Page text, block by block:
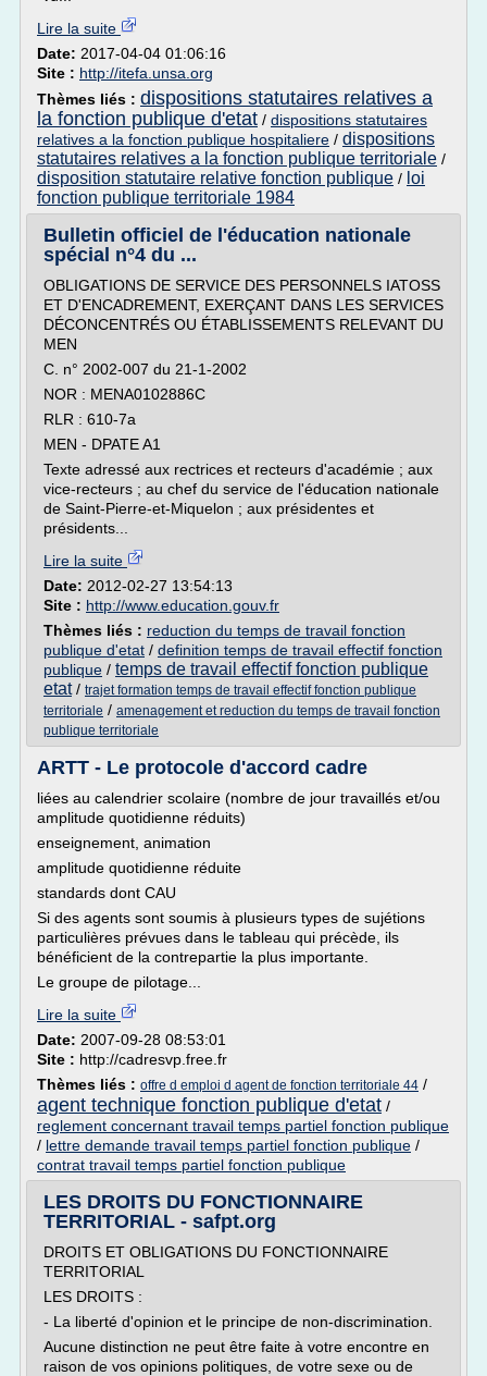
Lire la suite
Date: 2017-04-04 01:06:16
Site : http://itefa.unsa.org
Thèmes liés : dispositions statutaires relatives a
la fonction publique d'etat / dispositions statutaires
relatives a la fonction publique hospitaliere / dispositions
statutaires relatives a la fonction publique territoriale /
disposition statutaire relative fonction publique / loi
fonction publique territoriale 1984
Bulletin officiel de l'éducation nationale
spécial n°4 du ...
OBLIGATIONS DE SERVICE DES PERSONNELS IATOSS
ET D'ENCADREMENT, EXERÇANT DANS LES SERVICES
DÉCONCENTRÉS OU ÉTABLISSEMENTS RELEVANT DU
MEN
C. n° 2002-007 du 21-1-2002
NOR : MENA0102886C
RLR : 610-7a
MEN - DPATE A1
Texte adressé aux rectrices et recteurs d'académie ; aux
vice-recteurs ; au chef du service de l'éducation nationale
de Saint-Pierre-et-Miquelon ; aux présidentes et
présidents...
Lire la suite
Date: 2012-02-27 13:54:13
Site : http://www.education.gouv.fr
Thèmes liés : reduction du temps de travail fonction
publique d'etat / definition temps de travail effectif fonction
publique / temps de travail effectif fonction publique
etat/ trajet formation temps de travail effectif fonction publique
territoriale / amenagement et reduction du temps de travail fonction
publique territoriale
ARTT - Le protocole d'accord cadre
liées au calendrier scolaire (nombre de jour travaillés et/ou
amplitude quotidienne réduits)
enseignement, animation
amplitude quotidienne réduite
standards dont CAU
Si des agents sont soumis à plusieurs types de sujétions
particulières prévues dans le tableau qui précède, ils
bénéficient de la contrepartie la plus importante.
Le groupe de pilotage...
Lire la suite
Date: 2007-09-28 08:53:01
Site : http://cadresvp.free.fr
Thèmes liés : offre d emploi d agent de fonction territoriale 44 /
agent technique fonction publique d'etat /
reglement concernant travail temps partiel fonction publique
/ lettre demande travail temps partiel fonction publique /
contrat travail temps partiel fonction publique
LES DROITS DU FONCTIONNAIRE
TERRITORIAL - safpt.org
DROITS ET OBLIGATIONS DU FONCTIONNAIRE
TERRITORIAL
LES DROITS :
- La liberté d'opinion et le principe de non-discrimination.
Aucune distinction ne peut être faite à votre encontre en
raison de vos opinions politiques, de votre sexe ou de